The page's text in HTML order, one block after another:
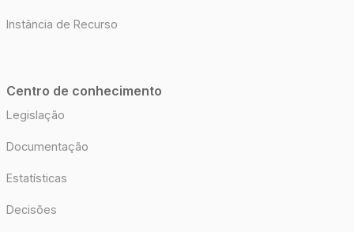
Instância de Recurso
Centro de conhecimento
Legislação
Documentação
Estatísticas
Decisões